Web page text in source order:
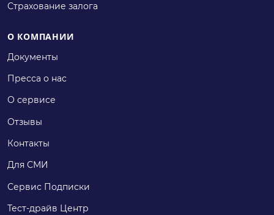
Страхование залога
О КОМПАНИИ
Документы
Пресса о нас
О сервисе
Отзывы
Контакты
Для СМИ
Сервис Подписки
Тест-драйв Центр